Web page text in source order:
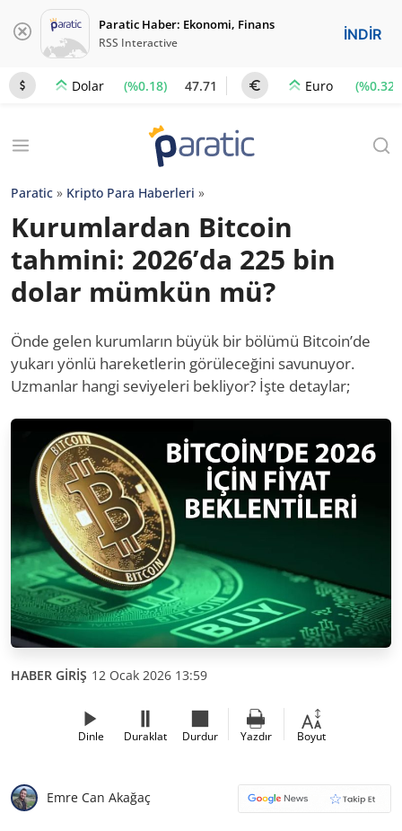
Paratic Haber: Ekonomi, Finans
RSS Interactive İNDİR
Dolar (%0.18) 47.71 Euro (%0.32)
Paratic » Kripto Para Haberleri »
Kurumlardan Bitcoin
tahmini: 2026’da 225 bin
dolar mümkün mü?
Önde gelen kurumların büyük bir bölümü Bitcoin’de
yukarı yönlü hareketlerin görüleceğini savunuyor.
Uzmanlar hangi seviyeleri bekliyor? İşte detaylar;
HABER GİRİŞ 12 Ocak 2026 13:59
Dinle Duraklat Durdur Yazdır Boyut
Emre Can Akağaç